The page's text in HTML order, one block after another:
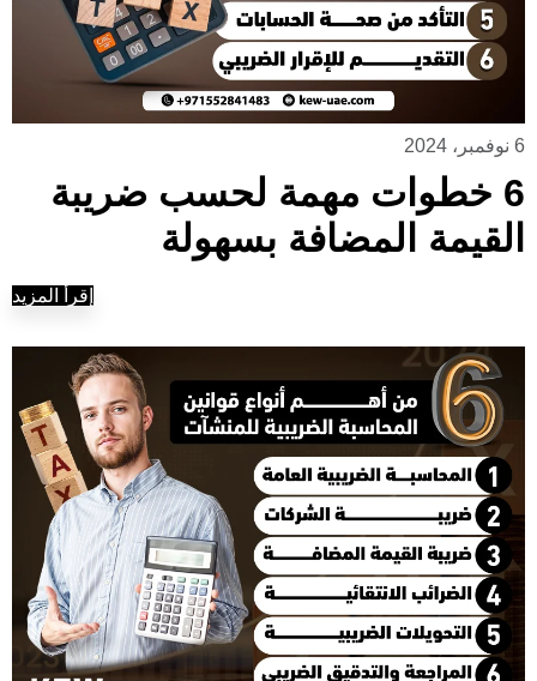
6 نوفمبر، 2024
6 خطوات مهمة لحسب ضريبة
القيمة المضافة بسهولة
إقرأ المزيد